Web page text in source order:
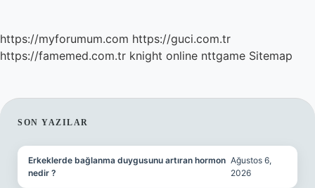
https://myforumum.com https://guci.com.tr
https://famemed.com.tr knight online nttgame Sitemap
SIDEBAR
SON YAZILAR
Erkeklerde bağlanma duygusunu artıran hormon
nedir ?
Ağustos 6,
2026